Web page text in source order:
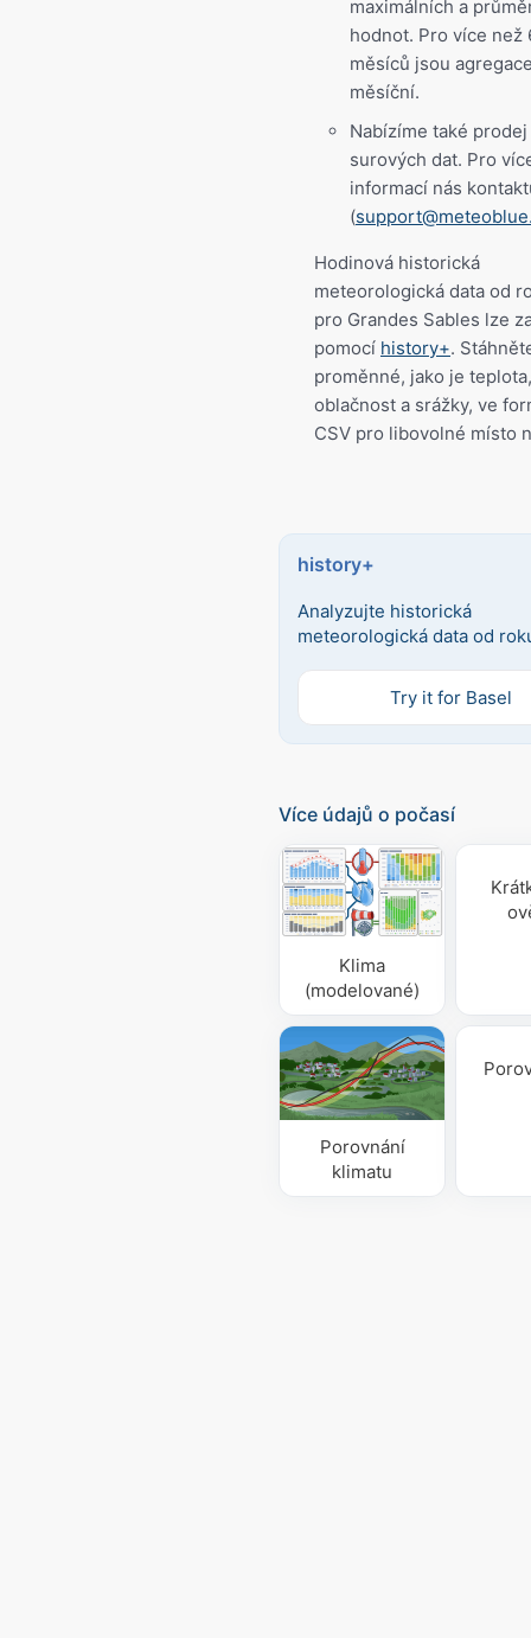
maximálních a
hodnot. Pro více než
měsíců jsou
měsíční.
Nabízíme také prodej
surových dat. Pro
informací nás
(
Hodinová historická
meteorologická data od
pro Grandes Sables lze
pomocí history+.
proměnné, jako je
oblačnost a srážky, ve
CSV pro libovolné místo
history+
Analyzujte historická
meteorologická data od
Try it for Basel
Více údajů o počasí
Klima
(modelované)
Porovnání
klimatu